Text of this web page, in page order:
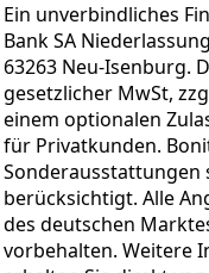
Ein unverbindliches
Bank SA
63263 Neu-Isenburg.
gesetzlicher MwSt,
einem optionalen
für Privatkunden.
berücksichtigt. Alle
des deutschen
vorbehalten. Weitere